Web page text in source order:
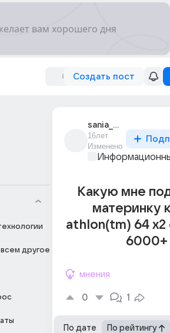
Создать пост
другое
sania_5424
16лет
Изменено
Какую мне
материнку
athlon(tm) 64
6000+
мнения
0 1
По дате По рейтингу